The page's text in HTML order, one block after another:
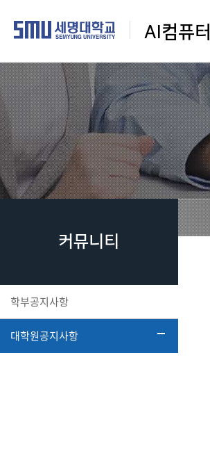
AI컴퓨
커뮤니티
학부공지사항
대학원공지사항